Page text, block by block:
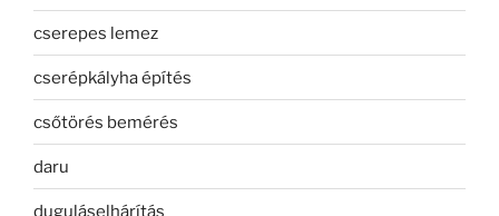
cserepes lemez
cserépkályha építés
csőtörés bemérés
daru
duguláselhárítás